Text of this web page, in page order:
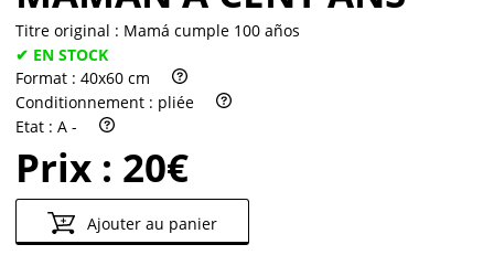
Titre original : Mamá cumple 100 años
✔ EN STOCK
Format : 40x60 cm
Conditionnement : pliée
Etat : A -
Prix : 20€
Ajouter au panier